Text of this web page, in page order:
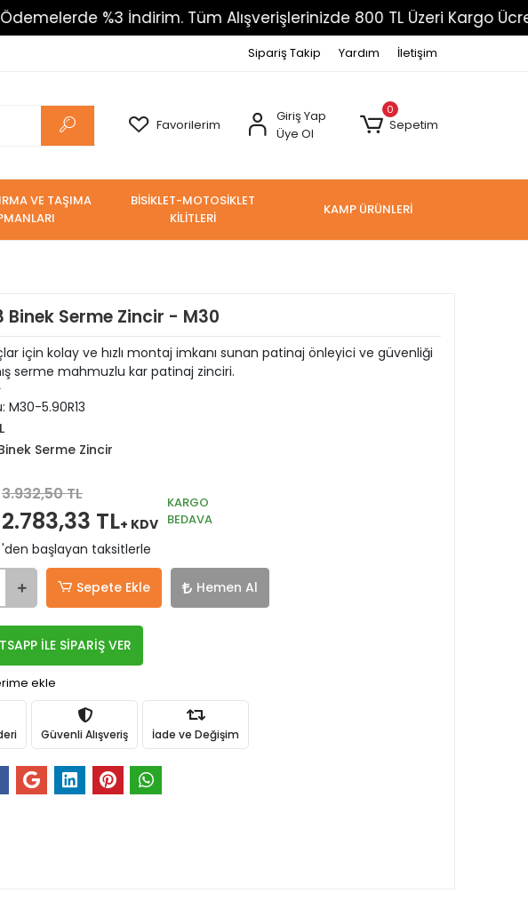
%3 İndirim. Tüm Alışverişlerinizde 800 TL Üzeri Kargo Ücretsiz
Sipariş Takip Yardım İletişim
Favorilerim
Giriş Yap
Üye Ol
0
Sepetim
VE TAŞIMA
BİSİKLET-MOTOSİKLET
KİLİTLERİ
KAMP ÜRÜNLERİ
Binek Serme Zincir - M30
için kolay ve hızlı montaj imkanı sunan patinaj önleyici ve güvenliği
serme mahmuzlu kar patinaj zinciri.
M30-5.90R13
Serme Zincir
3.932,50 TL
2.783,33 TL+ KDV
KARGO
BEDAVA
'den başlayan taksitlerle
Sepete Ekle Hemen Al
İLE SİPARİŞ VER
ekle
Güvenli Alışveriş İade ve Değişim